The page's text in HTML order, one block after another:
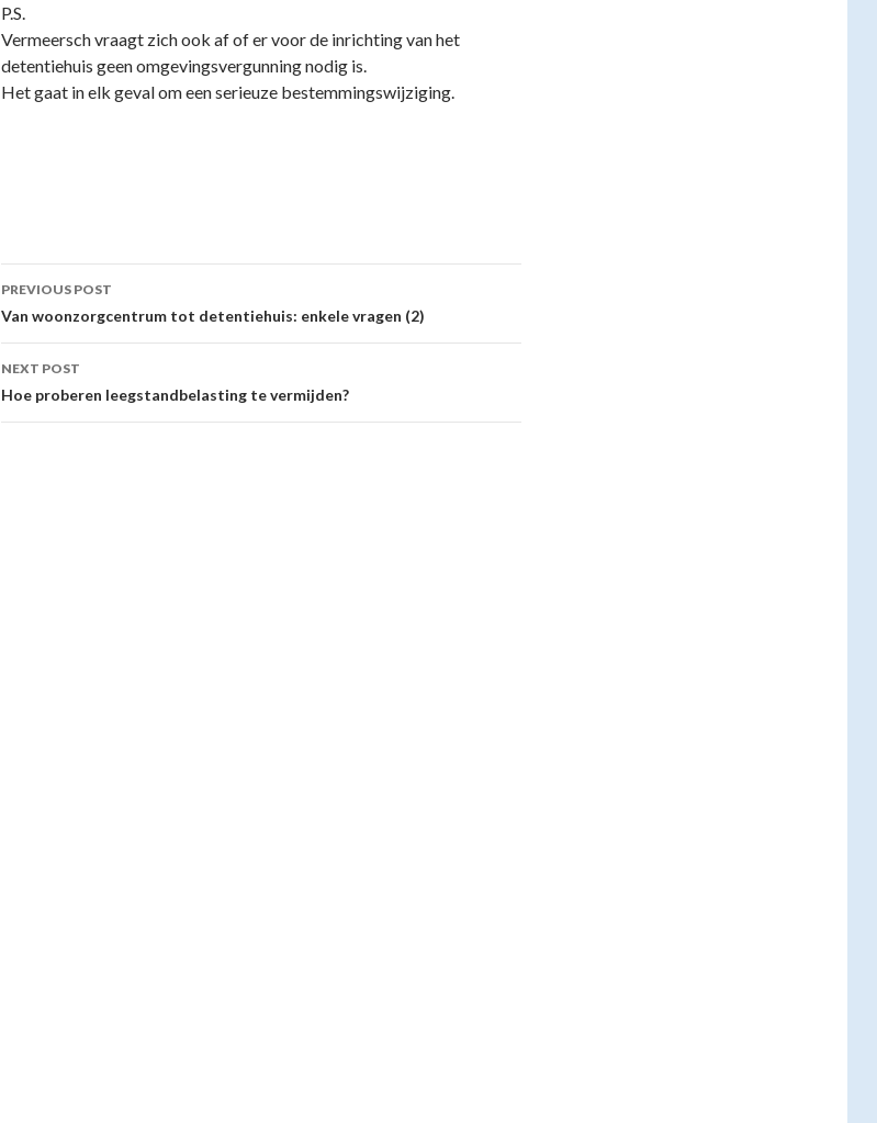
P.S.
Vermeersch vraagt zich ook af of er voor de inrichting van het
detentiehuis geen omgevingsvergunning nodig is.
Het gaat in elk geval om een serieuze bestemmingswijziging.
Post
navigation
PREVIOUS POST
Van woonzorgcentrum tot detentiehuis: enkele vragen (2)
NEXT POST
Hoe proberen leegstandbelasting te vermijden?